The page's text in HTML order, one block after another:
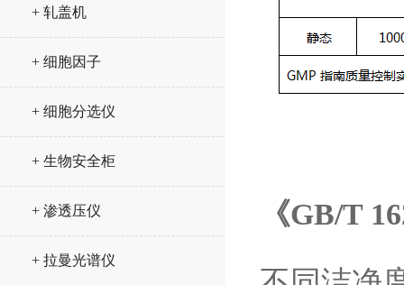
+ 轧盖机
+ 细胞因子
+ 细胞分选仪
+ 生物安全柜
+ 渗透压仪
+ 拉曼光谱仪
《GB/T